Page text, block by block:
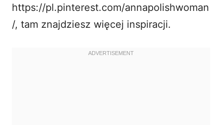
https://pl.pinterest.com/annapolishwoman
/, tam znajdziesz więcej inspiracji.